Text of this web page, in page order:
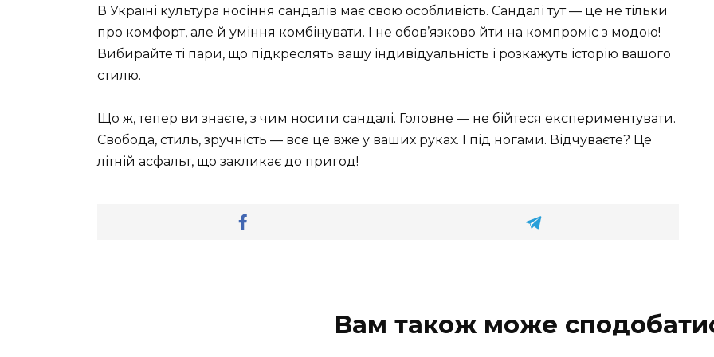
В Україні культура носіння сандалів має свою особливість. Сандалі тут — це не тільки
про комфорт, але й уміння комбінувати. І не обов’язково йти на компроміс з модою!
Вибирайте ті пари, що підкреслять вашу індивідуальність і розкажуть історію вашого
стилю.
Що ж, тепер ви знаєте, з чим носити сандалі. Головне — не бійтеся експериментувати.
Свобода, стиль, зручність — все це вже у ваших руках. І під ногами. Відчуваєте? Це
літній асфальт, що закликає до пригод!
Вам також може